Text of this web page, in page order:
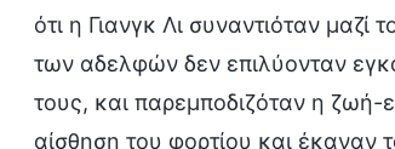
ότι η Γιανγκ Λι συναντιόταν
των αδελφών δεν επιλύονταν
τους, και παρεμποδιζόταν η ζωή-
αίσθηση του φορτίου και